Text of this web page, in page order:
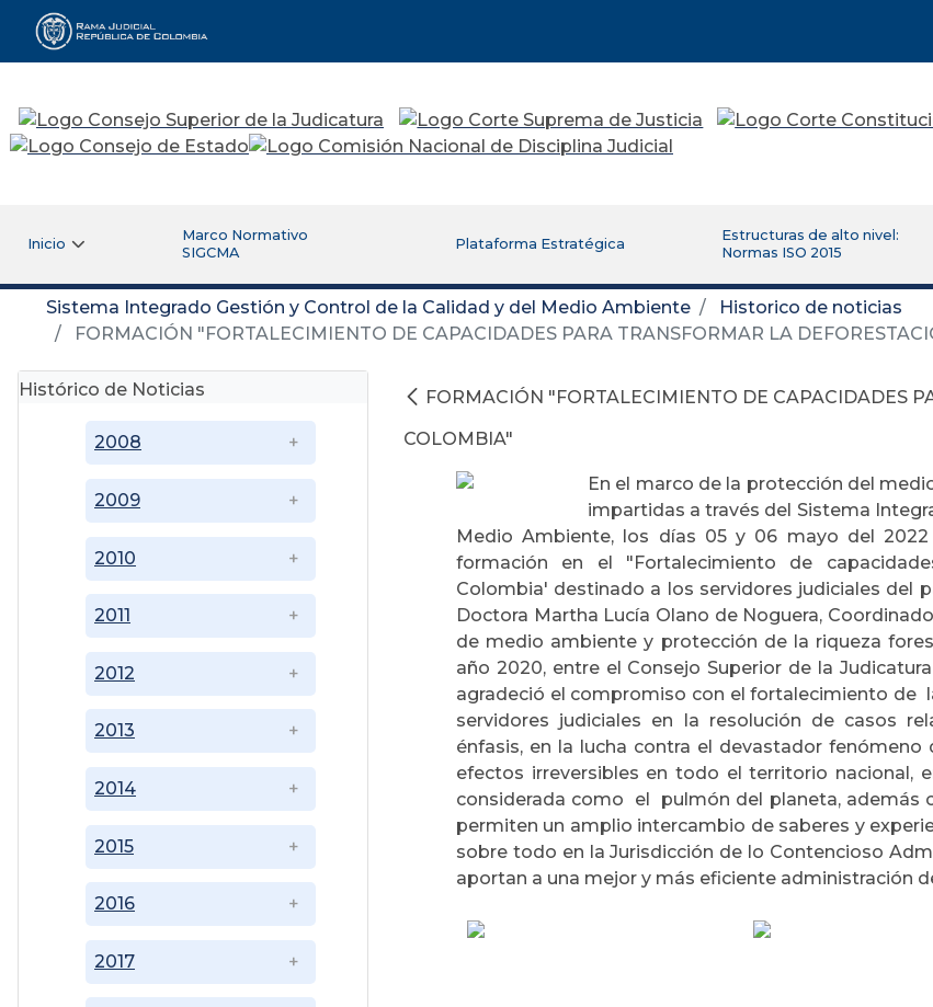
Rama Judicial
Inicio
Marco Normativo
SIGCMA
Plataforma Estratégica
Estructuras de alto nivel:
Normas ISO 2015
Sistema Integrado Gestión y Control de la Calidad y del Medio Ambiente
Historico de noticias
FORMACIÓN "FORTALECIMIENTO DE CAPACIDADES PARA TRANSFORMAR LA
Histórico de Noticias
2008
2009
2010
2011
2012
2013
2014
2015
2016
2017
FORMACIÓN "FORTALECIMIENTO DE CAPACIDADES
COLOMBIA"
En el marco de la protección del
impartidas a través del Sistema
Medio Ambiente, los días 05 y 06 mayo del
formación en el "Fortalecimiento de
Colombia' destinado a los servidores judiciales del
Doctora Martha Lucía Olano de Noguera,
de medio ambiente y protección de la riqueza
año 2020, entre el Consejo Superior de la
agradeció el compromiso con el fortalecimiento de
servidores judiciales en la resolución de casos
énfasis, en la lucha contra el devastador
efectos irreversibles en todo el territorio nacional,
considerada como el pulmón del planeta, además
permiten un amplio intercambio de saberes y
sobre todo en la Jurisdicción de lo Contencioso
aportan a una mejor y más eficiente administración